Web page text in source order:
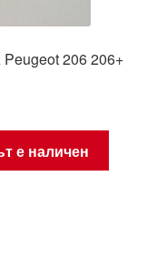
206 206+
е наличен